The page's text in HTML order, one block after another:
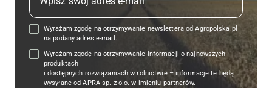
Wyrażam zgodę na otrzymywanie newslettera od Agropolska.pl
na podany adres e-mail.
Wyrażam zgodę na otrzymywanie informacji o najnowszych
produktach
i dostępnych rozwiązaniach w rolnictwie – informacje te będą
wysyłane od APRA sp. z o.o. w imieniu partnerów.